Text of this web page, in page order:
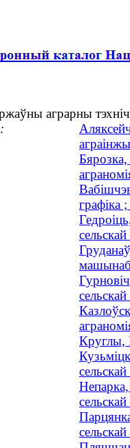
аграрны
Бярозка,
Круглы,